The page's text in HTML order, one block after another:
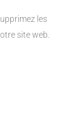
les
site web.